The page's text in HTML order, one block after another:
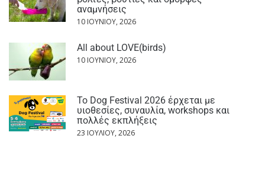
αναμνήσεις
10 ΙΟΥΝΊΟΥ, 2026
All about LOVE(birds)
10 ΙΟΥΝΊΟΥ, 2026
Το Dog Festival 2026 έρχεται με
υιοθεσίες, συναυλία, workshops και
πολλές εκπλήξεις
23 ΙΟΥΛΊΟΥ, 2026